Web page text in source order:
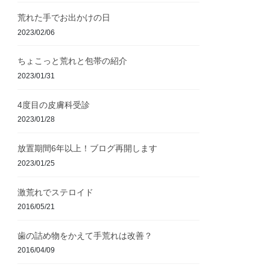
荒れた手でお出かけの日
2023/02/06
ちょこっと荒れと包帯の紹介
2023/01/31
4度目の皮膚科受診
2023/01/28
放置期間6年以上！ブログ再開します
2023/01/25
激荒れでステロイド
2016/05/21
歯の詰め物をかえて手荒れは改善？
2016/04/09